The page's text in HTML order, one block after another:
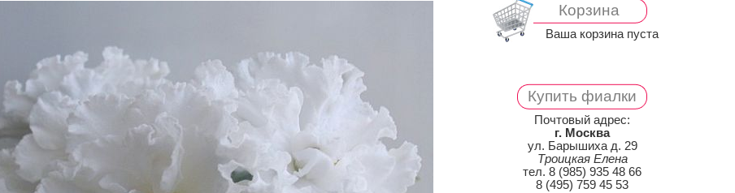
Корзина
Ваша корзина пуста
Купить фиалки
Почтовый адрес:
г. Москва
ул. Барышиха д. 29
Троицкая Елена
тел. 8 (985) 935 48 66
8 (495) 759 45 53